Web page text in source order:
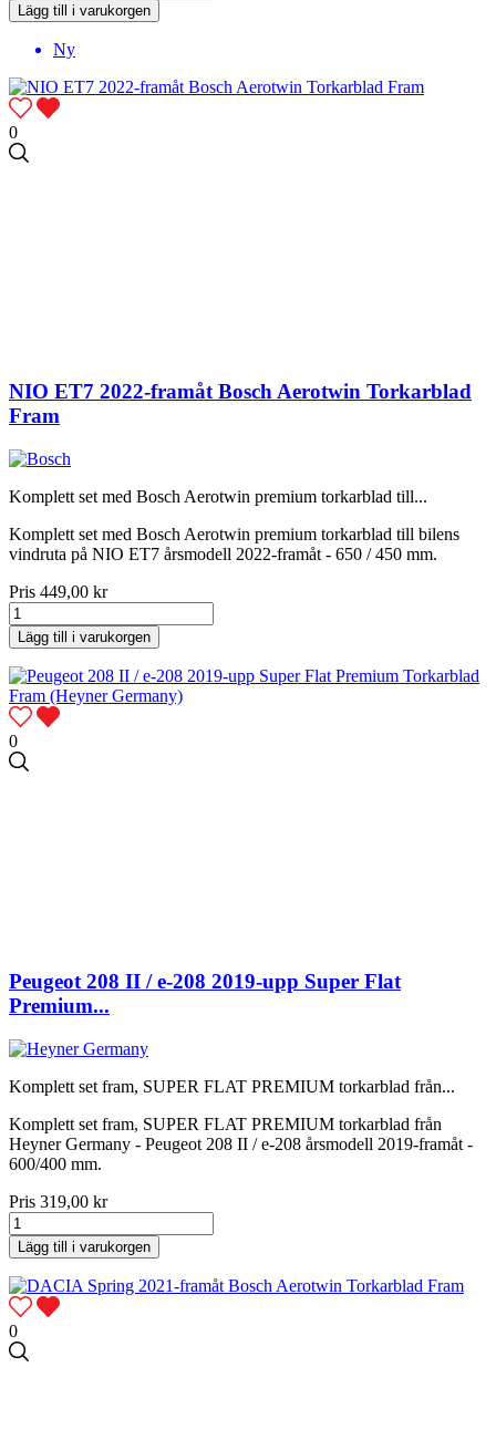
Lägg till i varukorgen
Ny
0
NIO ET7 2022-framåt Bosch Aerotwin Torkarblad
Fram
Komplett set med Bosch Aerotwin premium torkarblad till...
Komplett set med Bosch Aerotwin premium torkarblad till bilens
vindruta på NIO ET7 årsmodell 2022-framåt - 650 / 450 mm.
Pris 449,00 kr
Lägg till i varukorgen
0
Peugeot 208 II / e-208 2019-upp Super Flat
Premium...
Komplett set fram, SUPER FLAT PREMIUM torkarblad från...
Komplett set fram, SUPER FLAT PREMIUM torkarblad från
Heyner Germany - Peugeot 208 II / e-208 årsmodell 2019-framåt -
600/400 mm.
Pris 319,00 kr
Lägg till i varukorgen
0